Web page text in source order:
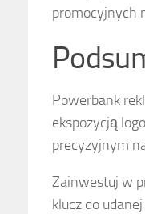
promocyjnych
Powerbank
ekspozycją
precyzyjnym
Zainwestuj w
klucz do